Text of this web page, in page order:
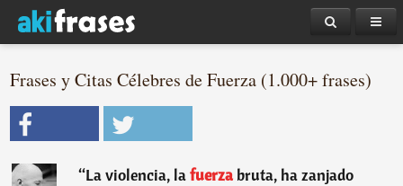
Frases y Citas Célebres de Fuerza (1.000+ frases)
“La violencia, lafuerza bruta, ha zanjado